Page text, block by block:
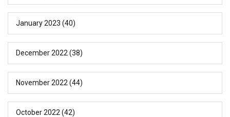
January 2023 (40)
December 2022 (38)
November 2022 (44)
October 2022 (42)